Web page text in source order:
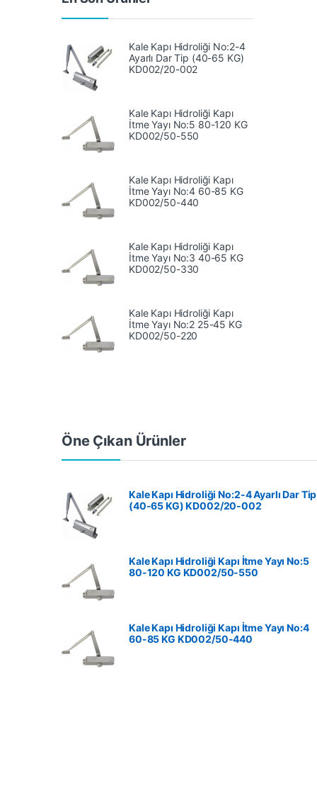
Kale Kapı Hidroliği No:2-4
Ayarlı Dar Tip (40-65 KG)
KD002/20-002
Kale Kapı Hidroliği Kapı
İtme Yayı No:5 80-120 KG
‎KD002/50-550
Kale Kapı Hidroliği Kapı
İtme Yayı No:4 60-85 KG
‎KD002/50-440
Kale Kapı Hidroliği Kapı
İtme Yayı No:3 40-65 KG
KD002/50-330
Kale Kapı Hidroliği Kapı
İtme Yayı No:2 25-45 KG
KD002/50-220
Öne Çıkan Ürünler
Kale Kapı Hidroliği No:2-4 Ayarlı Dar Tip
(40-65 KG) KD002/20-002
Kale Kapı Hidroliği Kapı İtme Yayı No:5
80-120 KG ‎KD002/50-550
Kale Kapı Hidroliği Kapı İtme Yayı No:4
60-85 KG ‎KD002/50-440